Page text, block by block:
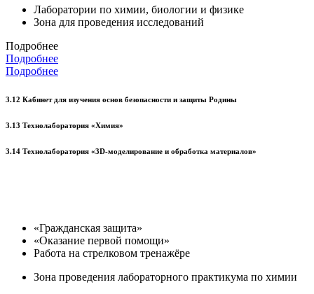
Лаборатории по химии, биологии и физике
Зона для проведения исследований
Подробнее
Подробнее
Подробнее
3.12 Кабинет для изучения основ безопасности и защиты Родины
3.13 Технолаборатория «Химия»
3.14 Технолаборатория «3D-моделирование и обработка материалов»
«Гражданская защита»
«Оказание первой помощи»
Работа на стрелковом тренажёре
Зона проведения лабораторного практикума по химии